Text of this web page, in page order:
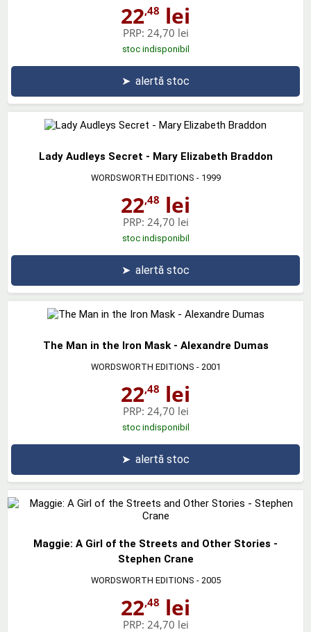
22,48 lei
PRP: 24,70 lei
stoc indisponibil
➤ alertă stoc
Lady Audleys Secret - Mary Elizabeth Braddon
WORDSWORTH EDITIONS - 1999
22,48 lei
PRP: 24,70 lei
stoc indisponibil
➤ alertă stoc
The Man in the Iron Mask - Alexandre Dumas
WORDSWORTH EDITIONS - 2001
22,48 lei
PRP: 24,70 lei
stoc indisponibil
➤ alertă stoc
Maggie: A Girl of the Streets and Other Stories -
Stephen Crane
WORDSWORTH EDITIONS - 2005
22,48 lei
PRP: 24,70 lei